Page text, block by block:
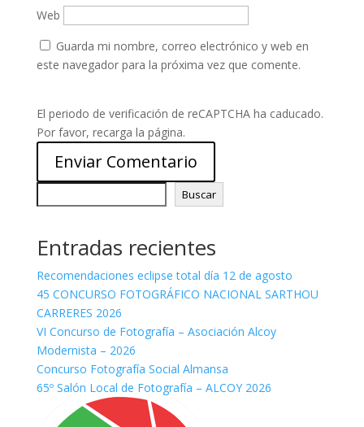
Web
Guarda mi nombre, correo electrónico y web en
este navegador para la próxima vez que comente.
El periodo de verificación de reCAPTCHA ha caducado.
Por favor, recarga la página.
Buscar
Entradas recientes
Recomendaciones eclipse total día 12 de agosto
45 CONCURSO FOTOGRÁFICO NACIONAL SARTHOU
CARRERES 2026
VI Concurso de Fotografía – Asociación Alcoy
Modernista – 2026
Concurso Fotografía Social Almansa
65º Salón Local de Fotografía – ALCOY 2026